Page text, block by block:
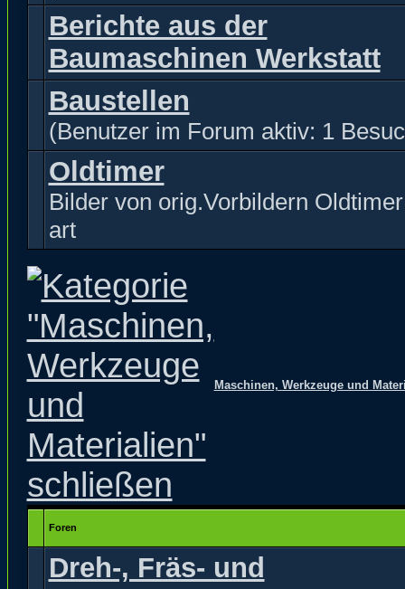
Berichte aus der
Baumaschinen Werkstatt
Baustellen
(Benutzer im Forum aktiv: 1
Oldtimer
Bilder von orig.Vorbildern
art
Maschinen, Werkzeuge und
Foren
Dreh-, Fräs- und